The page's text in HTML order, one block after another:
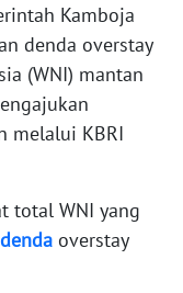
Kamboja
denda overstay
(WNI) mantan
melalui KBRI
total WNI yang
denda overstay